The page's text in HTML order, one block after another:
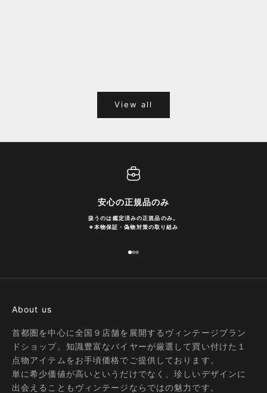
View all
安心の正規品のみ
扱うのは鑑定済みの正規品のみ。
※本物保証・偽物対策の取り組み
I18n Error: Missing interpolation
I18n Error: Missing interpolation
I18n Error: Missing interpolation
About us
首都圏を中心に全国９店舗を展開するヴィンテージブラン
ドショップ。知識豊富なバイヤーが厳選して買い付けた１
点物アイテムをお手頃価格でご提供しております。
単に希少価値が高いというだけでなく、珍しいデザインに
出会えることもヴィンテージならではの魅力です。